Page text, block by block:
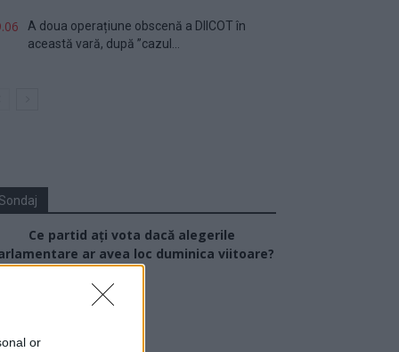
or
A doua operațiune obscenă a DIICOT în
această vară, după ”cazul...
Ce partid ați vota dacă alegerile
ar avea loc duminica viitoare?
PSD